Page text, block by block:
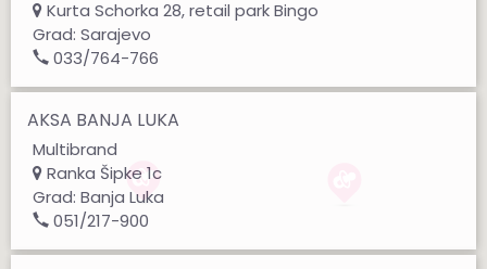
Kurta Schorka 28, retail park Bingo
Grad: Sarajevo
033/764-766
AKSA BANJA LUKA
Multibrand
Ranka Šipke 1c
Grad: Banja Luka
051/217-900